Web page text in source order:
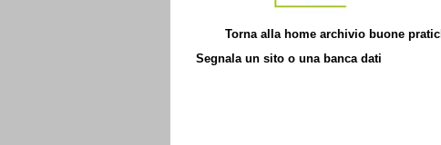
Torna alla home archivio buone
Segnala un sito o una banca dati